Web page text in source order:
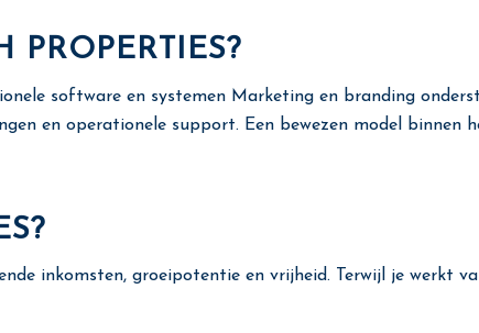
PROPERTIES?
software en systemen Marketing en branding
en operationele support. Een bewezen model binnen
inkomsten, groeipotentie en vrijheid. Terwijl je werkt